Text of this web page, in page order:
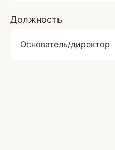
Должность